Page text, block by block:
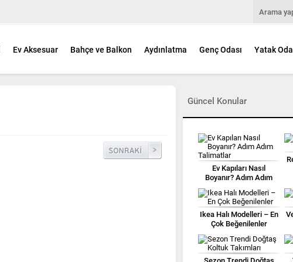
Ev Aksesuar Bahçe ve Balkon Aydınlatma Genç Odası Yatak
Güncel Konular
Ev Kapıları Nasıl
Boyanır? Adım Adım
Ikea Halı Modelleri – En
Çok Beğenilenler